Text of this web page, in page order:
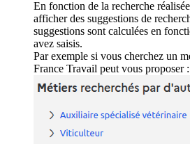
En fonction de la recherche
afficher des suggestions de
suggestions sont calculées en
avez saisis.
Par exemple si vous cherchez un
France Travail peut vous proposer :